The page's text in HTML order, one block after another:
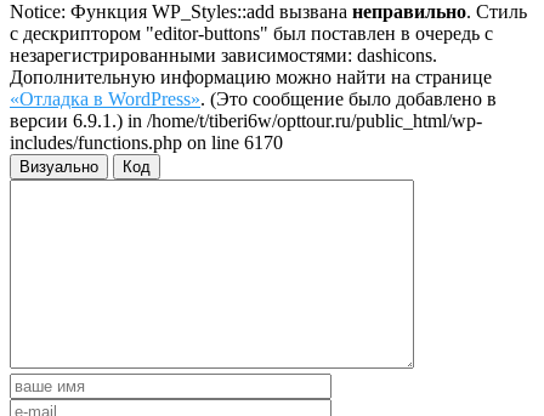
Notice: Функция WP_Styles::add вызвана неправильно. Стиль
с дескриптором "editor-buttons" был поставлен в очередь с
незарегистрированными зависимостями: dashicons.
Дополнительную информацию можно найти на странице
«Отладка в WordPress». (Это сообщение было добавлено в
версии 6.9.1.) in /home/t/tiberi6w/opttour.ru/public_html/wp-
includes/functions.php on line 6170
Визуально Код